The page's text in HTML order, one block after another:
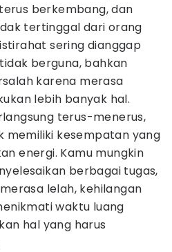
berkembang, dan
tertinggal dari orang
sering dianggap
berguna, bahkan
karena merasa
lebih banyak hal.
terus-menerus,
memiliki kesempatan yang
energi. Kamu mungkin
berbagai tugas,
lelah, kehilangan
waktu luang
hal yang harus